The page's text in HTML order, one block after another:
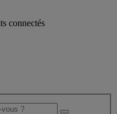
connectés